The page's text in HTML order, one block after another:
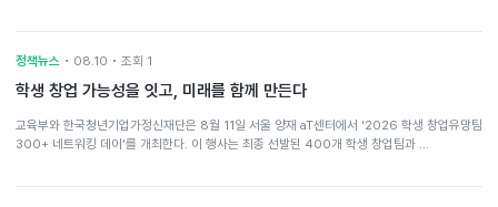
정책뉴스 • 08.10 • 조회 1
학생 창업 가능성을 잇고, 미래를 함께 만든다
교육부와 한국청년기업가정신재단은 8월 11일 서울 양재 aT센터에서 '2026 학생 창업유망팀
300+ 네트워킹 데이'를 개최한다. 이 행사는 최종 선발된 400개 학생 창업팀과 …